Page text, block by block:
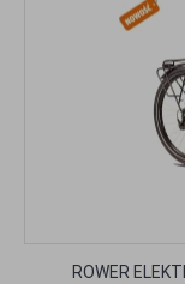
ROWER